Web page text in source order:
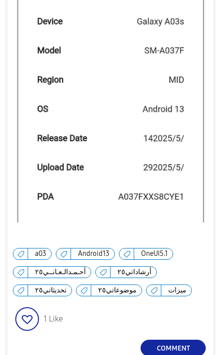
a03 Android13 OneUI5.1
أحـمـدالـعـانــي٢٥ أرشاداتي٢٥
تحديثاتي٢٥ موضوعاتي٢٥ ميزات
1 Like
COMMENT